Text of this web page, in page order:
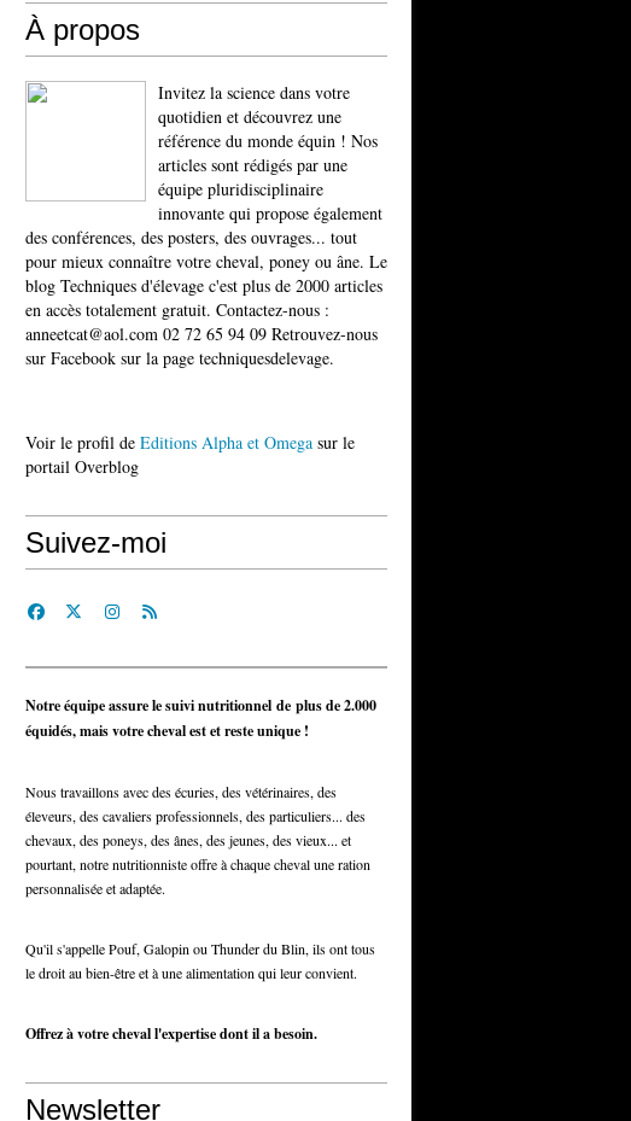
À propos
Invitez la science dans votre
quotidien et découvrez une
référence du monde équin ! Nos
articles sont rédigés par une
équipe pluridisciplinaire
innovante qui propose également
des conférences, des posters, des ouvrages... tout
pour mieux connaître votre cheval, poney ou âne. Le
blog Techniques d'élevage c'est plus de 2000 articles
en accès totalement gratuit. Contactez-nous :
anneetcat@aol.com 02 72 65 94 09 Retrouvez-nous
sur Facebook sur la page techniquesdelevage.
Voir le profil de Editions Alpha et Omega sur le
portail Overblog
Suivez-moi
Notre équipe assure le suivi nutritionnel de plus de 2.000
équidés, mais votre cheval est et reste unique !
Nous travaillons avec des écuries, des vétérinaires, des
éleveurs, des cavaliers professionnels, des particuliers... des
chevaux, des poneys, des ânes, des jeunes, des vieux... et
pourtant, notre nutritionniste offre à chaque cheval une ration
personnalisée et adaptée.
Qu'il s'appelle Pouf, Galopin ou Thunder du Blin, ils ont tous
le droit au bien-être et à une alimentation qui leur convient.
Offrez à votre cheval l'expertise dont il a besoin.
Newsletter